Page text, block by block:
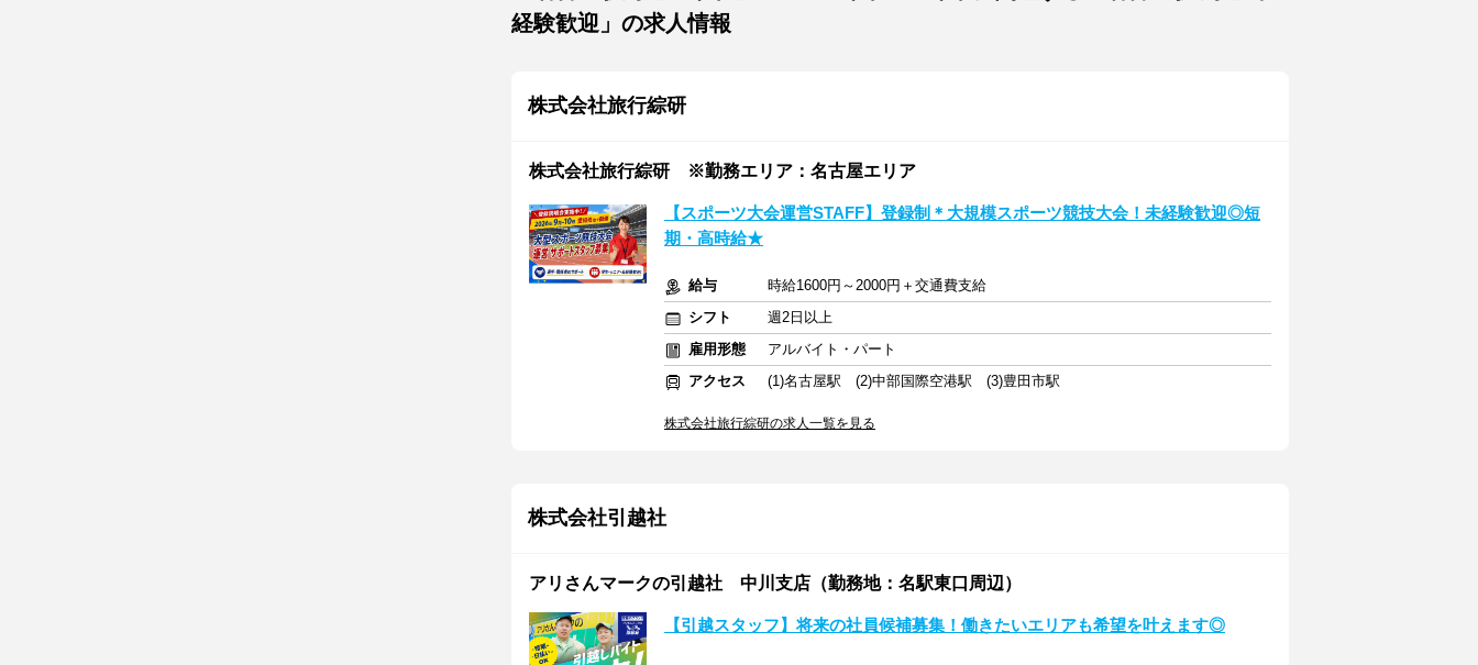
経験歓迎」の求人情報
株式会社旅行綜研
株式会社旅行綜研 ※勤務エリア：名古屋エリア
【スポーツ大会運営STAFF】登録制＊大規模スポーツ競技大会！未経験歓迎◎短
期・高時給★
給与
時給1600円～2000円＋交通費支給
シフト
週2日以上
雇用形態
アルバイト・パート
アクセス
(1)名古屋駅 (2)中部国際空港駅 (3)豊田市駅
株式会社旅行綜研の求人一覧を見る
株式会社引越社
アリさんマークの引越社 中川支店（勤務地：名駅東口周辺）
【引越スタッフ】将来の社員候補募集！働きたいエリアも希望を叶えます◎